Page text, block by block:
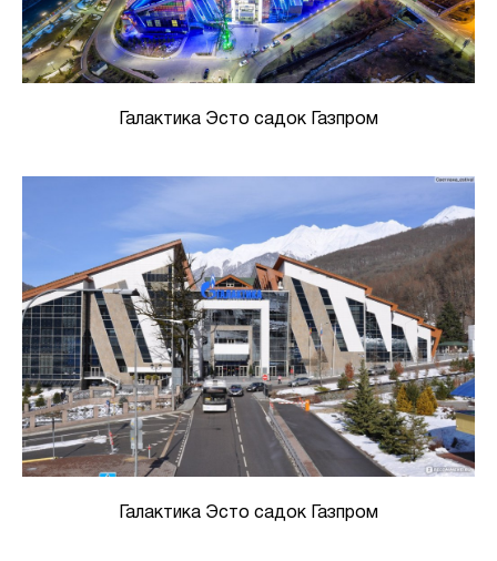
Галактика Эсто садок Газпром
Галактика Эсто садок Газпром